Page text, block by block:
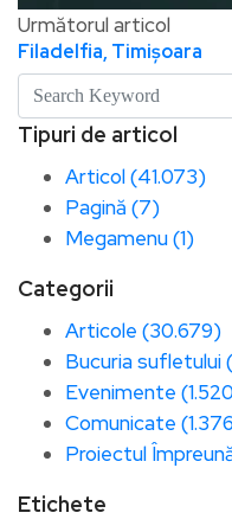
Următorul articol
Filadelfia, Timișoara
Tipuri de articol
Articol (41.073)
Pagină (7)
Megamenu (1)
Categorii
Articole (30.679)
Bucuria sufletului
Evenimente
Comunicate
Proiectul
Etichete